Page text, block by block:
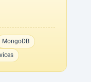
MongoDB